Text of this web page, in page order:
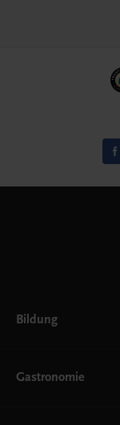
Bildung
AHS
Gastronomie